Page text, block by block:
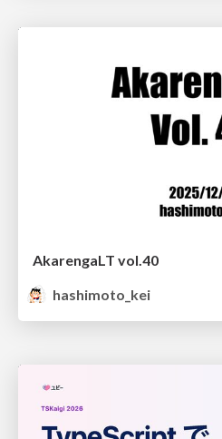
AkarengaLT vol.40
hashimoto_kei